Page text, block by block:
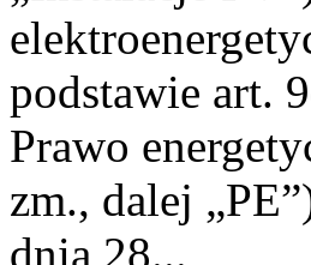
podstawie art.
Prawo
zm., dalej
dnia 28...